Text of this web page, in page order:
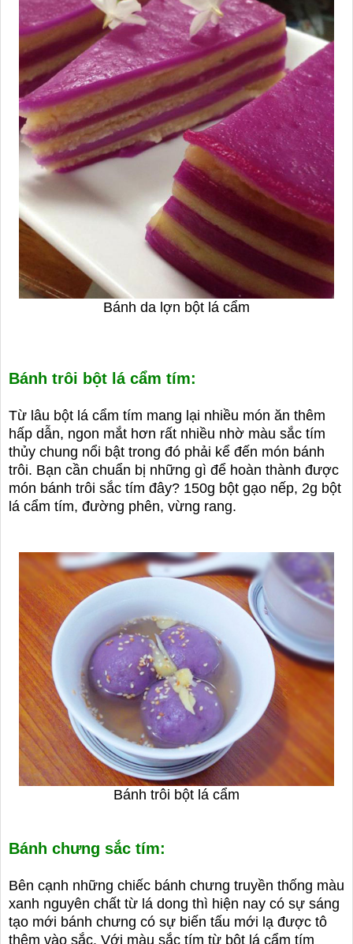
Bánh da lợn bột lá cẩm
Bánh trôi bột lá cẩm tím:
Từ lâu bột lá cẩm tím mang lại nhiều món ăn thêm
hấp dẫn, ngon mắt hơn rất nhiều nhờ màu sắc tím
thủy chung nổi bật trong đó phải kể đến món bánh
trôi. Bạn cần chuẩn bị những gì để hoàn thành được
món bánh trôi sắc tím đây? 150g bột gạo nếp, 2g bột
lá cẩm tím, đường phên, vừng rang.
Bánh trôi bột lá cẩm
Bánh chưng sắc tím:
Bên cạnh những chiếc bánh chưng truyền thống màu
xanh nguyên chất từ lá dong thì hiện nay có sự sáng
tạo mới bánh chưng có sự biến tấu mới lạ được tô
thêm vào sắc. Với màu sắc tím từ bột lá cẩm tím